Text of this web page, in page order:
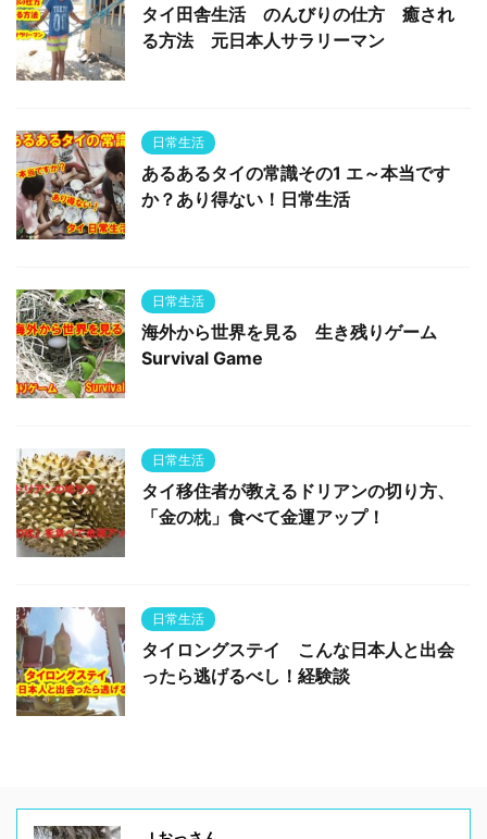
タイ田舎生活 のんびりの仕方 癒され
る方法 元日本人サラリーマン
日常生活
あるあるタイの常識その1 エ～本当です
か？あり得ない！日常生活
日常生活
海外から世界を見る 生き残りゲーム
Survival Game
日常生活
タイ移住者が教えるドリアンの切り方、
「金の枕」食べて金運アップ！
日常生活
タイロングステイ こんな日本人と出会
ったら逃げるべし！経験談